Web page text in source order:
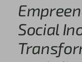
Social